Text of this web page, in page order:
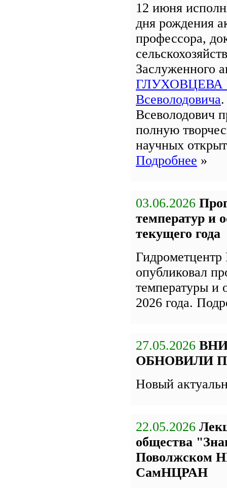
12 июня
дня рождения
профессора,
Заслуженного
ГЛУХОВЦЕВА
Всеволодовича
Всеволодович
полную
научных
Подробнее »
03.06.2026
температур и
текущего года
Гидрометцентр
опубликовал
температуры и
2026 года.
27.05.2026
ОБНОВИЛИ
Новый
22.05.2026
общества
Поволжском
СамНЦРАН